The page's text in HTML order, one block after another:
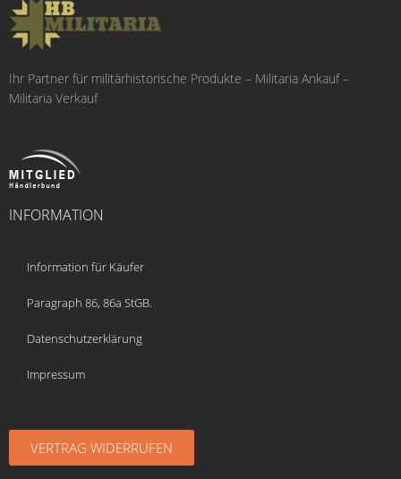
Ihr Partner für militärhistorische Produkte – Militaria Ankauf –
Militaria Verkauf
INFORMATION
Information für Käufer
Paragraph 86, 86a StGB.
Datenschutzerklärung
Impressum
VERTRAG WIDERRUFEN